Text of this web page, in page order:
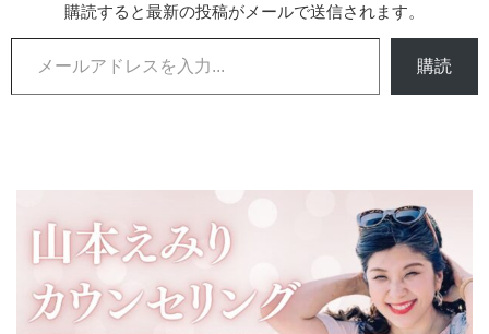
購読すると最新の投稿がメールで送信されます。
メールアドレスを入力...
購読